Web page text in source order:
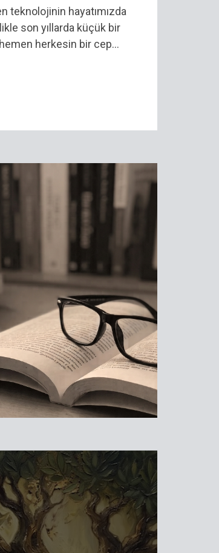
teknolojinin hayatımızda
son yıllarda küçük bir
herkesin bir cep...